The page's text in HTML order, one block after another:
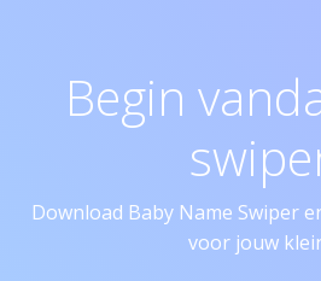
Begin
Download Baby Name Swiper
voor jouw